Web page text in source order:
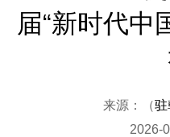
届“新时代中
来源：（驻
2026-